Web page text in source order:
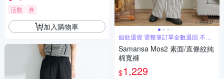
活動 券
加入購物車
如欲退貨 需整筆訂單全數退回 不能
單退
Samansa Mos2 素面/直條紋純
棉寬褲
$1,229